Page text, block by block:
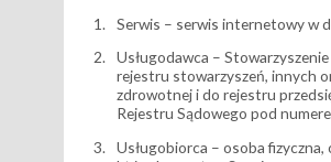
Serwis – serwis internetowy w
Usługodawca –
rejestru stowarzyszeń, innych
zdrowotnej i do rejestru
Rejestru Sądowego pod
Usługobiorca – osoba